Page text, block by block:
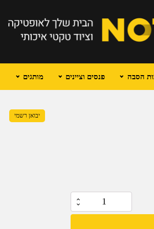
הסבה פנסים וציינים מותגים
של
יבואן רשמי